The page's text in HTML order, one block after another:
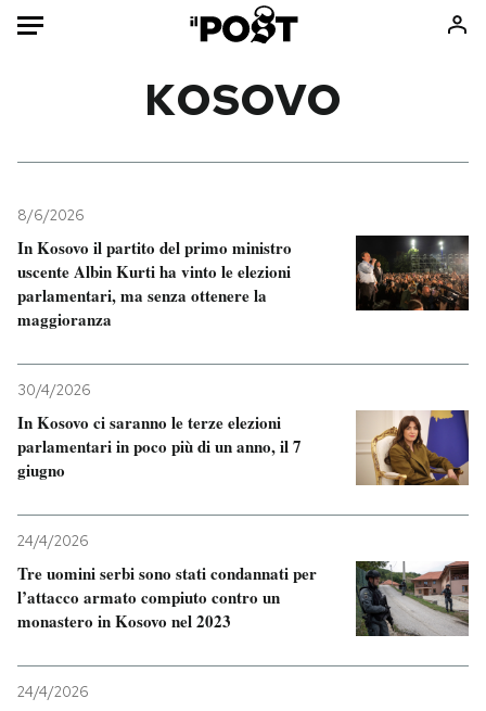
Mondo
Politica
Tecnologia
Internet
Cultura
Economia
Sport
Consumismi
Storie/Idee
Ok Boomer!
Europa
Mondiali calcio 2026
NEWSLETTER
I MIEI PREFERITI
KOSOVO
8/6/2026
In Kosovo il partito del primo ministro
uscente Albin Kurti ha vinto le elezioni
parlamentari, ma senza ottenere la
maggioranza
30/4/2026
In Kosovo ci saranno le terze elezioni
parlamentari in poco più di un anno, il 7
giugno
24/4/2026
Tre uomini serbi sono stati condannati per
l’attacco armato compiuto contro un
monastero in Kosovo nel 2023
24/4/2026